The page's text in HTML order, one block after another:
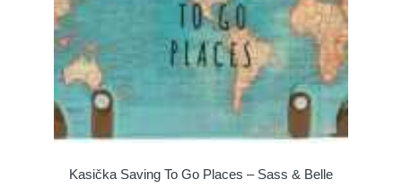
Kasička Saving To Go Places – Sass & Belle